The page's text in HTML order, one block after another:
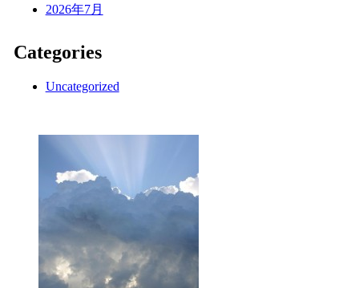
2026年7月
Categories
Uncategorized